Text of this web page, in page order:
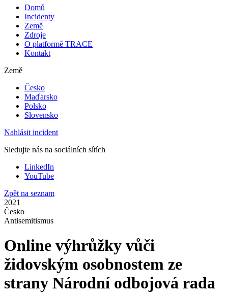
Domů
Incidenty
Země
Zdroje
O platformě TRACE
Kontakt
Země
Česko
Maďarsko
Polsko
Slovensko
Nahlásit incident
Sledujte nás na sociálních sítích
LinkedIn
YouTube
Zpět na seznam
2021
Česko
Antisemitismus
Online výhrůžky vůči
židovským osobnostem ze
strany Národní odbojová rada